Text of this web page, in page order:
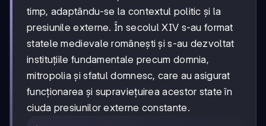
timp, adaptându-se la contextul politic și la
presiunile externe. În secolul XIV s-au format
statele medievale românești și s-au dezvoltat
instituțiile fundamentale precum domnia,
mitropolia și sfatul domnesc, care au asigurat
funcționarea și supraviețuirea acestor state în
ciuda presiunilor externe constante.